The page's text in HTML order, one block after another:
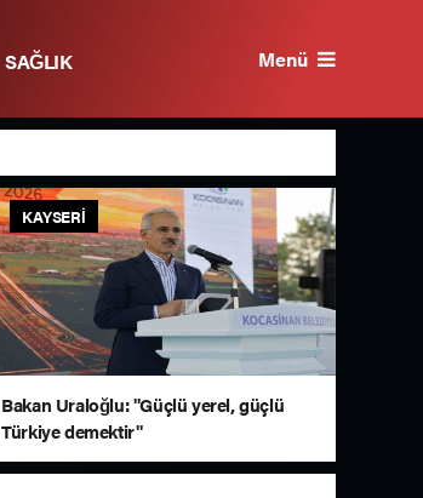
SAĞLIK Menü
KAYSERI
Bakan Uraloğlu: "Güçlü yerel, güçlü
Türkiye demektir"